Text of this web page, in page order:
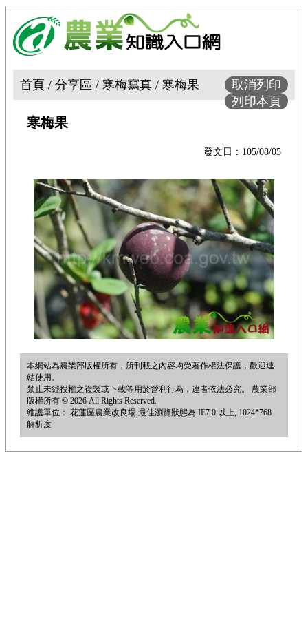
首頁 / 分享區 / 寒梅寫真 / 寒梅果
取消列印
列印本頁
寒梅果
發文日：105/08/05
本網站為農業部版權所有，所刊載之內容均受著作權法保護，歡迎連
結使用。
禁止未經授權之複製或下載等用於營利行為，違者依法必究。 農業部
版權所有 © 2026 All Rights Reserved.
維護單位： 花蓮區農業改良場 最佳瀏覽狀態為 IE7.0 以上, 1024*768
解析度